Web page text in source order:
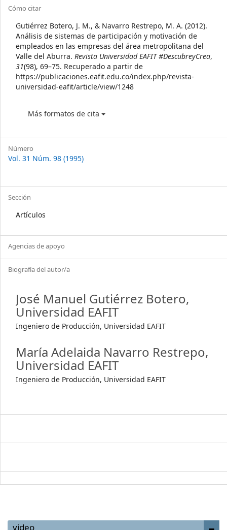
Article
Details
Cómo citar
Gutiérrez Botero, J. M., & Navarro Restrepo, M. A. (2012).
Análisis de sistemas de participación y motivación de
empleados en las empresas del área metropolitana del
Valle del Aburra. Revista Universidad EAFIT #DescubreyCrea,
31(98), 69–75. Recuperado a partir de
https://publicaciones.eafit.edu.co/index.php/revista-
universidad-eafit/article/view/1248
Más formatos de cita
Número
Vol. 31 Núm. 98 (1995)
Sección
Artículos
Agencias de apoyo
Biografía del autor/a
José Manuel Gutiérrez Botero,
Universidad EAFIT
Ingeniero de Producción, Universidad EAFIT
María Adelaida Navarro Restrepo,
Universidad EAFIT
Ingeniero de Producción, Universidad EAFIT
video